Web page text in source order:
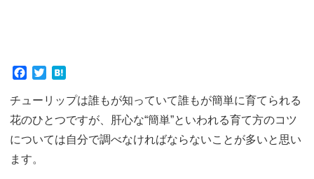
c
e
b
o
o
i
t
t
e
t
e
n
a
チューリップは誰もが知っていて誰もが簡単に育てられる
花のひとつですが、肝心な“簡単”といわれる育て方のコツ
については自分で調べなければならないことが多いと思い
ます。